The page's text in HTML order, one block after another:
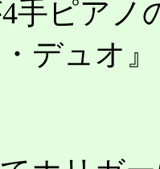
手ピアノ
デュオ